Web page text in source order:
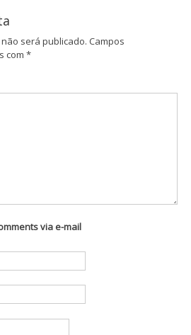
será publicado. Campos
com *
via e-mail